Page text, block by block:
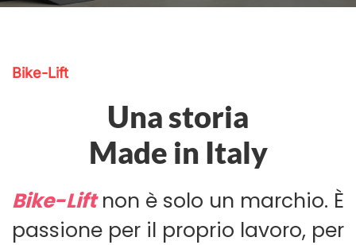
Bike-Lift
Una storia
Made in Italy
Bike-Liftnon è solo un marchio. È
passione per il proprio lavoro, per